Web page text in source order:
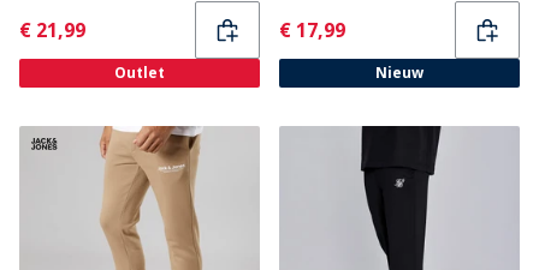
Current
€ 21,99
Outlet
Current
€ 17,99
Nieuw